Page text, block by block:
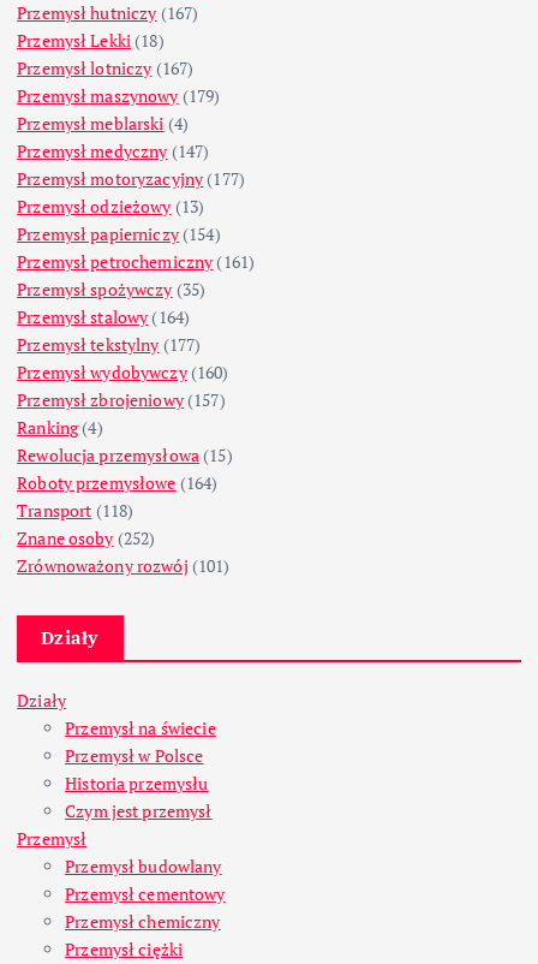
Przemysł hutniczy (167)
Przemysł Lekki (18)
Przemysł lotniczy (167)
Przemysł maszynowy (179)
Przemysł meblarski (4)
Przemysł medyczny (147)
Przemysł motoryzacyjny (177)
Przemysł odzieżowy (13)
Przemysł papierniczy(154)
Przemysł petrochemiczny (161)
Przemysł spożywczy (35)
Przemysł stalowy (164)
Przemysł tekstylny (177)
Przemysł wydobywczy(160)
Przemysł zbrojeniowy(157)
Ranking(4)
Rewolucja przemysłowa (15)
Roboty przemysłowe (164)
Transport (118)
Znane osoby (252)
Zrównoważony rozwój (101)
Działy
Działy
Przemysł na świecie
Przemysł w Polsce
Historia przemysłu
Czym jest przemysł
Przemysł
Przemysł budowlany
Przemysł cementowy
Przemysł chemiczny
Przemysł ciężki